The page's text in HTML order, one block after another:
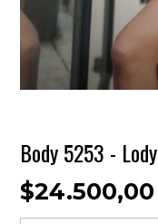
Body 5253 - Lody
$24.500,00